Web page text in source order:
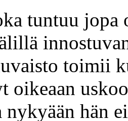
tuntuu jopa
toimii
oikeaan
nykyään hän